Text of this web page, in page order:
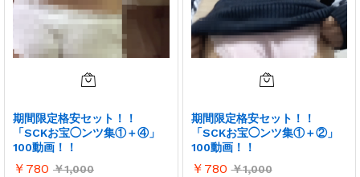
期間限定格安セット！！
「SCKお宝◯ンツ集①＋④」
100動画！！
￥ 780 ￥1,000
期間限定格安セット！！
「SCKお宝◯ンツ集①＋②」
100動画！！
￥ 780 ￥1,000